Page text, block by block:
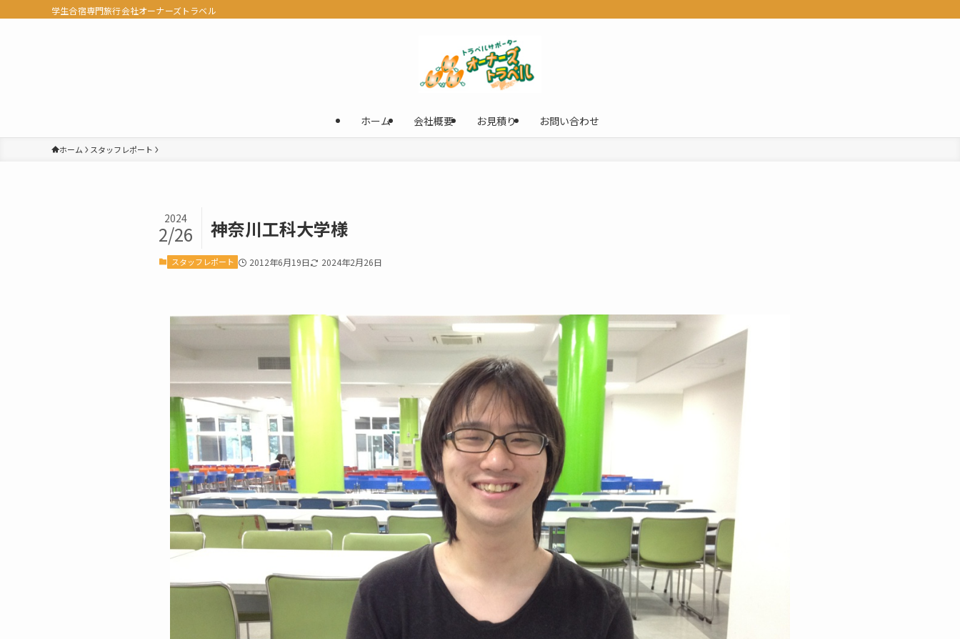
学生合宿専門旅行会社オーナーズトラベル
ホーム 会社概要 お見積り お問い合わせ
ホーム スタッフレポート
神奈川工科大学様
2024
2/26
スタッフレポート 2012年6月19日 2024年2月26日